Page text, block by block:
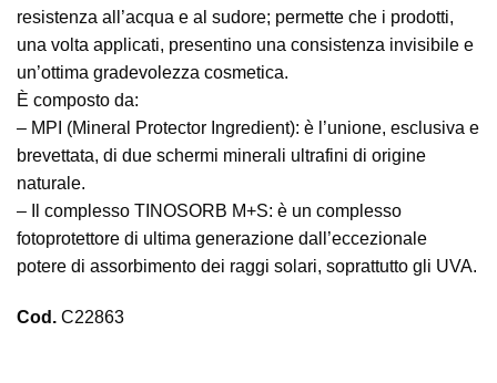
resistenza all’acqua e al sudore; permette che i prodotti,
una volta applicati, presentino una consistenza invisibile e
un’ottima gradevolezza cosmetica.
È composto da:
– MPI (Mineral Protector Ingredient): è l’unione, esclusiva e
brevettata, di due schermi minerali ultrafini di origine
naturale.
– Il complesso TINOSORB M+S: è un complesso
fotoprotettore di ultima generazione dall’eccezionale
potere di assorbimento dei raggi solari, soprattutto gli UVA.
Cod. C22863